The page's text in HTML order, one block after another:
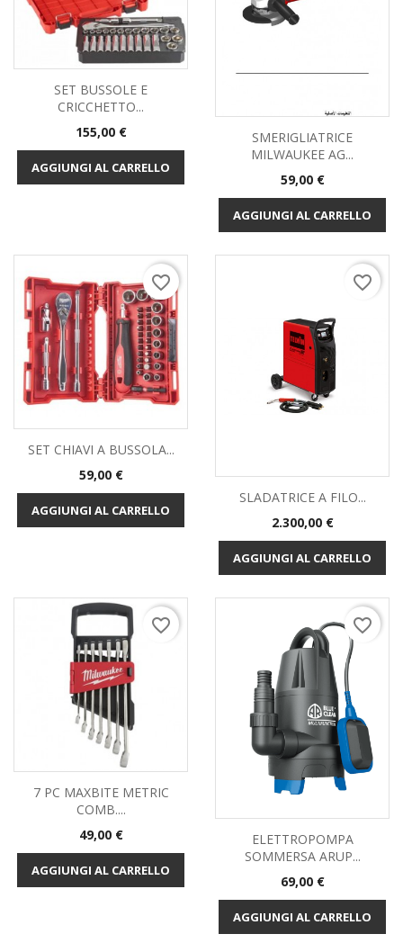
SET BUSSOLE E
CRICCHETTO...
Prezzo
155,00 €
AGGIUNGI AL CARRELLO
SMERIGLIATRICE
MILWAUKEE AG...
Prezzo
59,00 €
AGGIUNGI AL CARRELLO
SET CHIAVI A BUSSOLA...
Prezzo
59,00 €
AGGIUNGI AL CARRELLO
favorite_border
SLADATRICE A FILO...
Prezzo
2.300,00 €
AGGIUNGI AL CARRELLO
favorite_border
7 PC MAXBITE METRIC
COMB....
Prezzo
49,00 €
AGGIUNGI AL CARRELLO
favorite_border
ELETTROPOMPA
SOMMERSA ARUP...
Prezzo
69,00 €
AGGIUNGI AL CARRELLO
favorite_border